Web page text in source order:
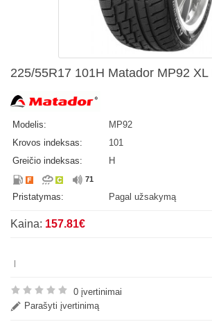
225/55R17 101H Matador MP92 XL
Modelis:
MP92
Krovos indeksas:
101
Greičio indeksas:
H
71
Pristatymas: Pagal užsakymą
Kaina: 157.81€
0 įvertinimai
Parašyti įvertinimą